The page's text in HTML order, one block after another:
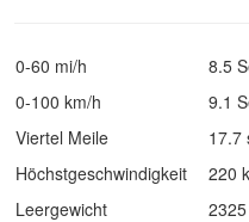
0-60 mi/h
8.5
0-100 km/h
9.1
Viertel Meile
17.7
Höchstgeschwindigkeit
220
Leergewicht